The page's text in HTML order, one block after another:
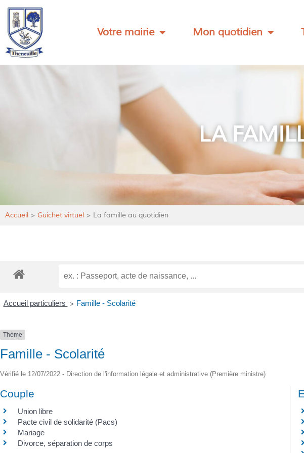
Votre mairie Mon quotidien
LA
Accueil > Guichet virtuel > La famille au quotidien
Accueil particuliers > Famille - Scolarité
Thème
Famille - Scolarité
Vérifié le 12/07/2022 - Direction de l'information légale et administrative (Première ministre)
Couple
Union libre
Pacte civil de solidarité (Pacs)
Mariage
Divorce, séparation de corps